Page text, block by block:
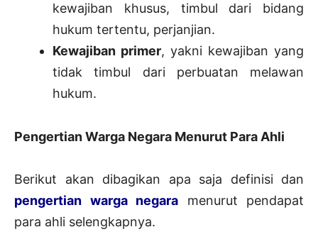
kewajiban khusus, timbul dari bidang
hukum tertentu, perjanjian.
Kewajiban primer, yakni kewajiban yang
tidak timbul dari perbuatan melawan
hukum.
Pengertian Warga Negara Menurut Para Ahli
Berikut akan dibagikan apa saja definisi dan
pengertian warga negara menurut pendapat
para ahli selengkapnya.